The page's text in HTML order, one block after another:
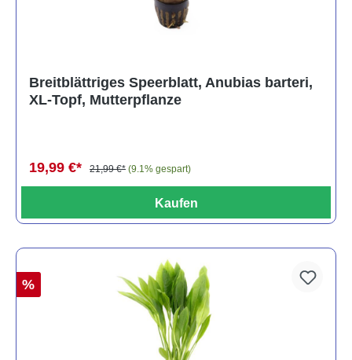
Breitblättriges Speerblatt, Anubias barteri,
XL-Topf, Mutterpflanze
19,99 €* 21,99 €* (9.1% gespart)
Kaufen
%